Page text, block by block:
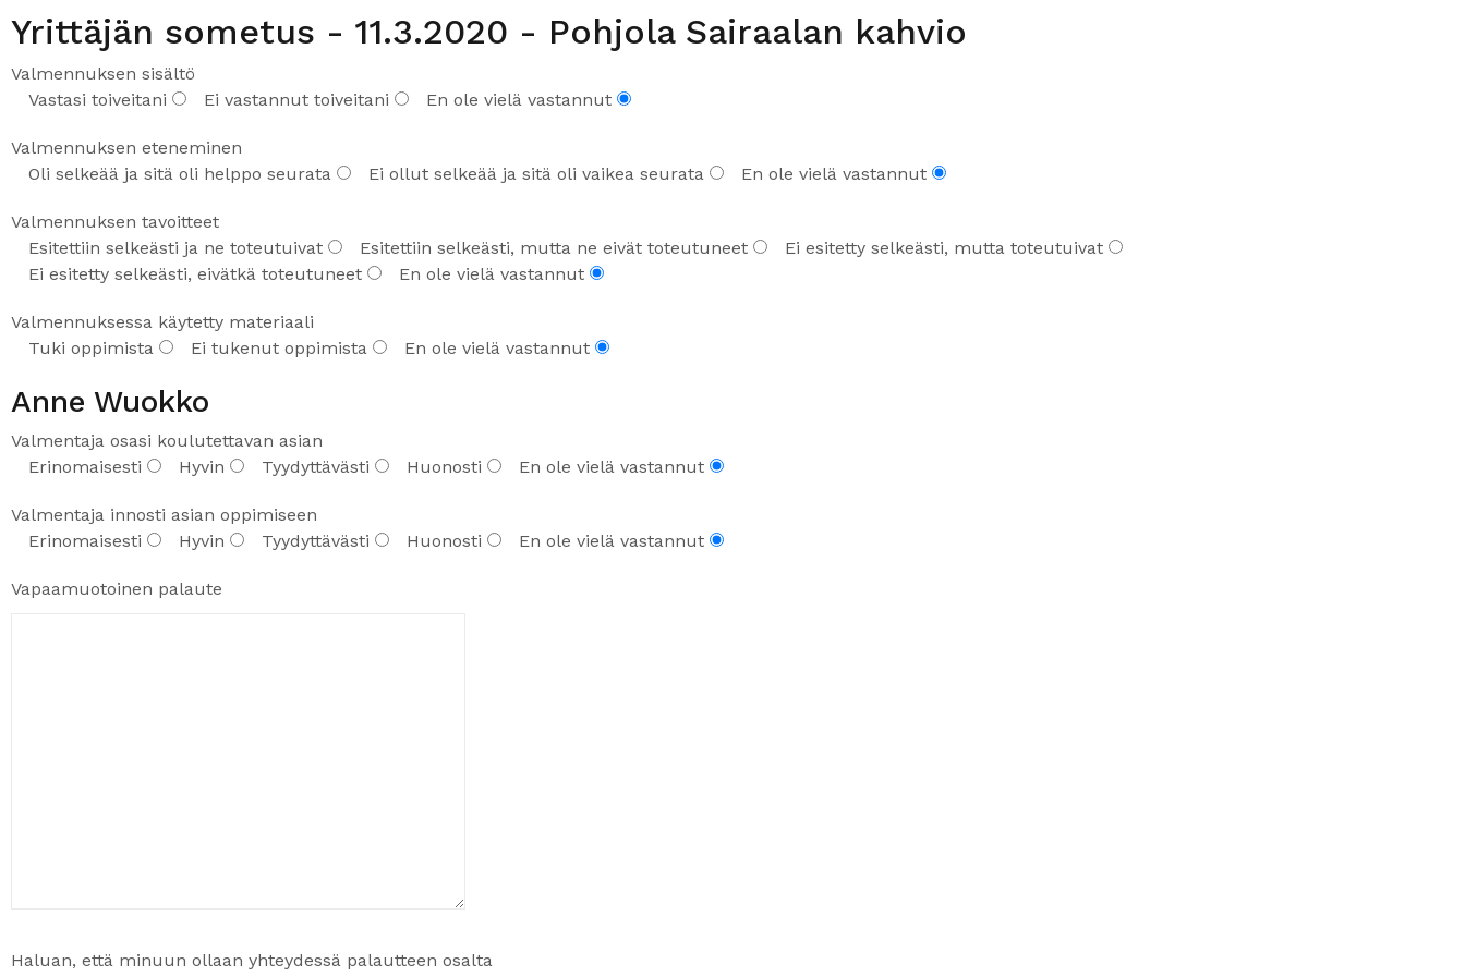
Yrittäjän sometus - 11.3.2020 - Pohjola Sairaalan kahvio
Valmennuksen sisältö
Vastasi toiveitani
Ei vastannut toiveitani En ole vielä vastannut
Valmennuksen eteneminen
Oli selkeää ja sitä oli helppo seurata
Ei ollut selkeää ja sitä oli vaikea seurata En ole vielä vastannut
Valmennuksen tavoitteet
Esitettiin selkeästi ja ne toteutuivat
Esitettiin selkeästi, mutta ne eivät toteutuneet
Ei esitetty selkeästi, mutta toteutuivat
Ei esitetty selkeästi, eivätkä toteutuneet
En ole vielä vastannut
Valmennuksessa käytetty materiaali
Tuki oppimista
Ei tukenut oppimista En ole vielä vastannut
Anne Wuokko
Valmentaja osasi koulutettavan asian
Erinomaisesti
Hyvin Tyydyttävästi Huonosti En ole vielä vastannut
Valmentaja innosti asian oppimiseen
Erinomaisesti
Hyvin Tyydyttävästi Huonosti En ole vielä vastannut
Vapaamuotoinen palaute
Haluan, että minuun ollaan yhteydessä palautteen osalta